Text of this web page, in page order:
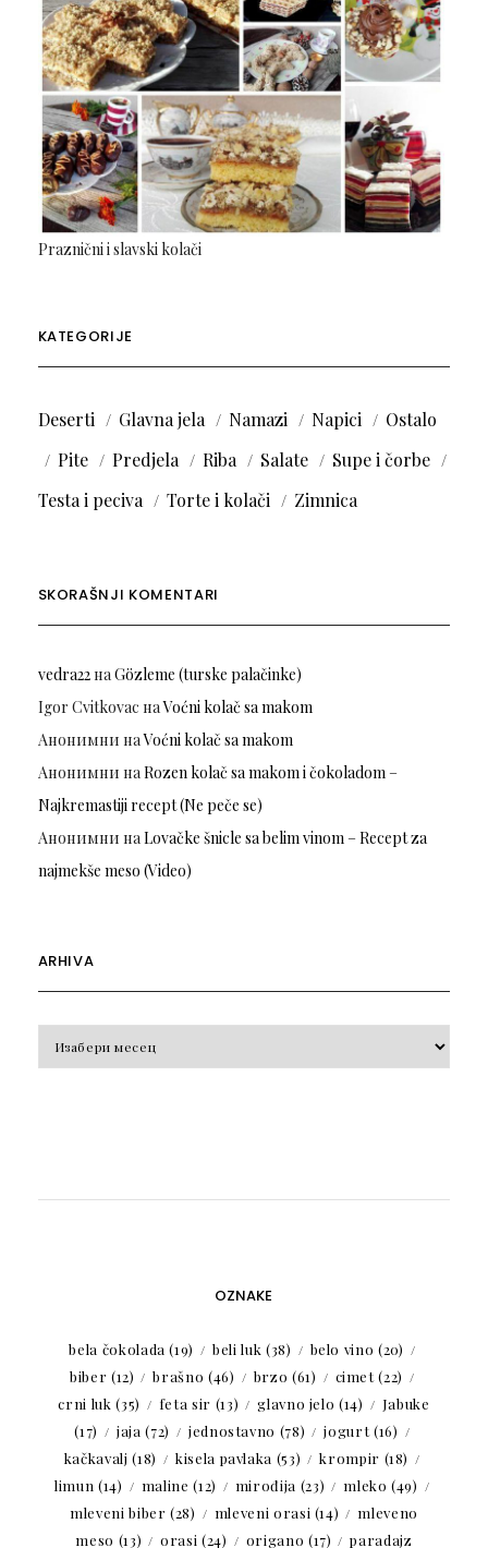
Praznični i slavski kolači
KATEGORIJE
Deserti Glavna jela Namazi Napici
Ostalo
Pite
Predjela Riba Salate
Supe i čorbe
Testa i peciva
Torte i kolači Zimnica
SKORAŠNJI KOMENTARI
vedra22наGözleme (turske palačinke)
Igor Cvitkovac наVoćni kolač sa makom
Анонимни наVoćni kolač sa makom
Анонимни наRozen kolač sa makom i čokoladom –
Najkremastiji recept (Ne peče se)
Анонимни наLovačke šnicle sa belim vinom – Recept za
najmekše meso (Video)
ARHIVA
OZNAKE
bela čokolada (19) beli luk (38) belo vino (20)
biber (12) brašno (46) brzo (61) cimet(22)
crni luk (35) feta sir (13) glavno jelo (14)
Jabuke
(17)
jaja (72) jednostavno (78) jogurt(16)
kačkavalj (18) kisela pavlaka (53) krompir (18)
limun (14) maline (12) mirođija (23) mleko (49)
mleveni biber (28) mleveni orasi (14)
mleveno
meso (13) orasi (24) origano (17) paradajz